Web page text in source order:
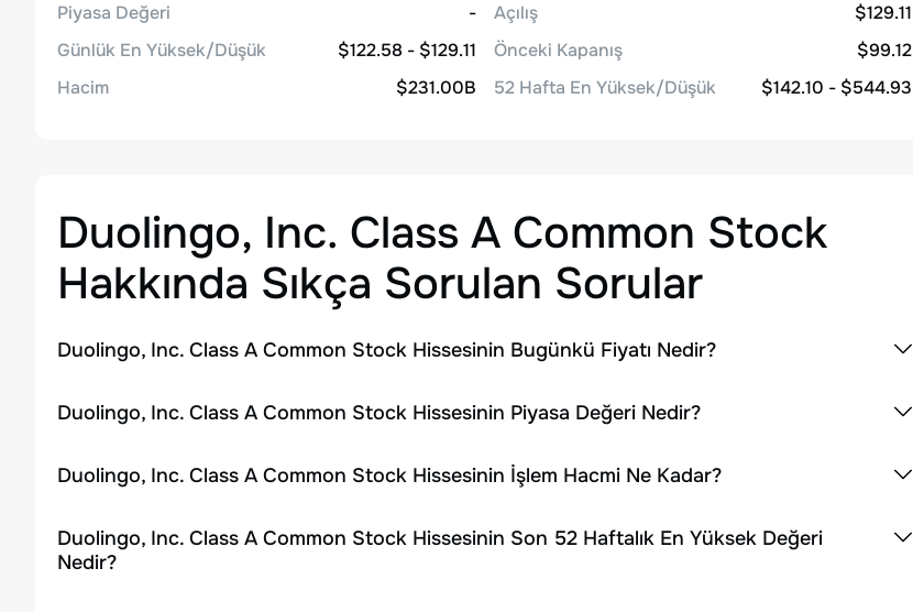
Piyasa Değeri
-
Günlük En Yüksek/Düşük
$122.58 - $129.11
Hacim
$231.00B
Açılış
$129.11
Önceki Kapanış
$99.12
52 Hafta En Yüksek/Düşük
$142.10 - $544.93
Duolingo, Inc. Class A Common Stock
Hakkında Sıkça Sorulan Sorular
Duolingo, Inc. Class A Common Stock Hissesinin Bugünkü Fiyatı Nedir?
Duolingo, Inc. Class A Common Stock Hissesinin Piyasa Değeri Nedir?
Duolingo, Inc. Class A Common Stock Hissesinin İşlem Hacmi Ne Kadar?
Duolingo, Inc. Class A Common Stock Hissesinin Son 52 Haftalık En Yüksek Değeri
Nedir?